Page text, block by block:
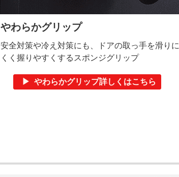
やわらかグリップ
安全対策や冷え対策にも、ドアの取っ手を滑りに
くく握りやすくするスポンジグリップ
▶ やわらかグリップ詳しくはこちら